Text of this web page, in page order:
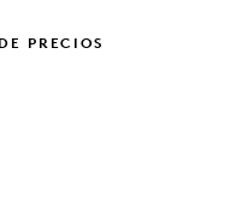
PRECIOS